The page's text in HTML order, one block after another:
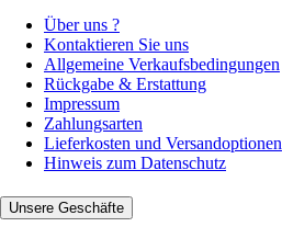
Über uns ?
Kontaktieren Sie uns
Allgemeine Verkaufsbedingungen
Rückgabe & Erstattung
Impressum
Zahlungsarten
Lieferkosten und Versandoptionen
Hinweis zum Datenschutz
Unsere Geschäfte